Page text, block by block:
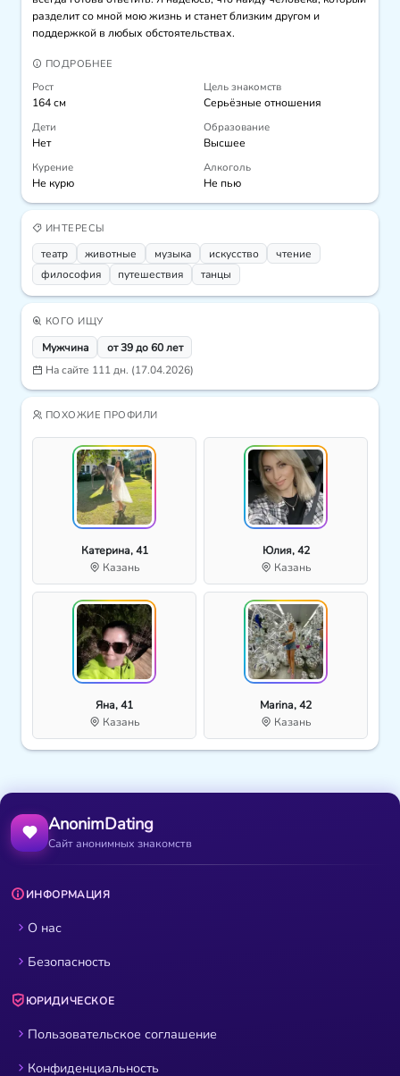
разделит со мной мою жизнь и станет близким другом и
поддержкой в любых обстоятельствах.
ПОДРОБНЕЕ
Рост
164 см
Цель знакомств
Серьёзные отношения
Дети
Нет
Образование
Высшее
Курение
Не курю
Алкоголь
Не пью
ИНТЕРЕСЫ
театр животные музыка искусcтво
чтение
философия
путешествия танцы
КОГО ИЩУ
Мужчина
от 39 до 60 лет
На сайте 111 дн. (17.04.2026)
ПОХОЖИЕ ПРОФИЛИ
Катерина, 41
Казань
Юлия, 42
Казань
Яна, 41
Казань
Marina, 42
Казань
AnonimDating
Сайт анонимных знакомств
ИНФОРМАЦИЯ
О нас
Безопасность
ЮРИДИЧЕСКОЕ
Пользовательское соглашение
Конфиденциальность